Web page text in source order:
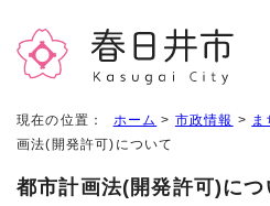
現在の位置： ホーム > 市政情報 > ま
画法(開発許可)について
都市計画法(開発許可)につ